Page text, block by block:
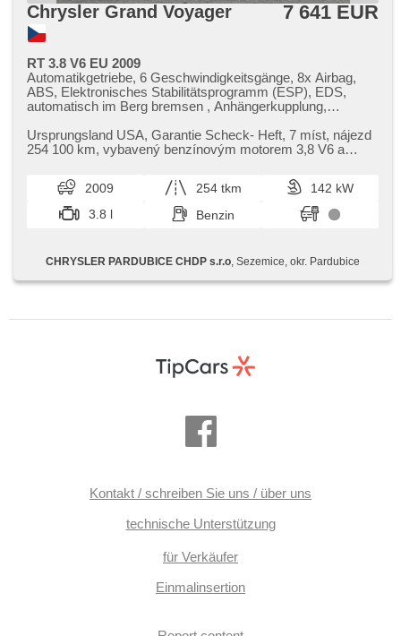
Chrysler Grand Voyager 7 641 EUR
RT 3.8 V6 EU 2009
Automatikgetriebe, 6 Geschwindigkeitsgänge, 8x Airbag,
ABS, Elektronisches Stabilitätsprogramm (ESP), EDS,
automatisch im Berg bremsen , Anhängerkupplung,
Tempomat, Xenonscheinwerfer, Alufelgen, erfüllt 'EURO IV',
Bordcomputer, Lenkrad einstellbar, Multifunktionslenkrad,
Kofferraums, El. Wagentürschlüssung, El. Seitenscheiben,
El. Vorderscheiben, El. Klappspiegel, El. Spiegel,
Wegfahrsperre, Alarmanlage, Zentralverriegelung mit
Funkfernbedienung, Zentralverriegelung,
Autoradio, CD-Spieler, Außenthermometer, beheizte
Spiegel, Innenthermometer, Heckscheibenwischer, Getönte
Ursprungsland USA,​ Garantie Scheck​- Heft,​ 7 míst,​ nájezd
254 100 km,​ vybavený benzínovým motorem 3,​8 V6 a
2009 254 tkm
142 kW
3.8 l
Benzin
CHRYSLER PARDUBICE CHDP s.r.o , Sezemice, okr. Pardubice
Kontakt / schreiben Sie uns / über uns
technische Unterstützung
für Verkäufer
Einmalinsertion